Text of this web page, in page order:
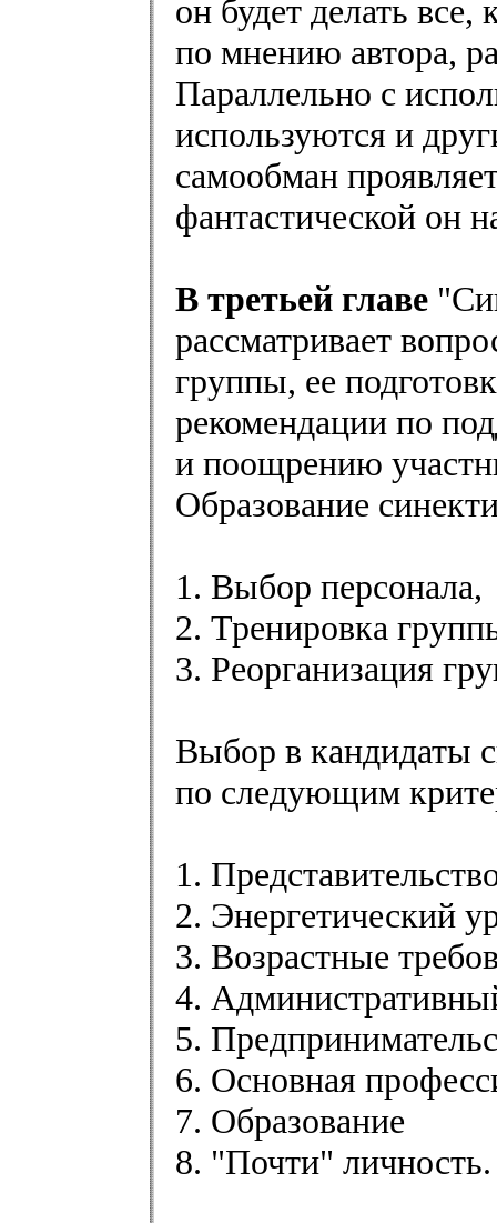
он будет делать
по мнению автора,
Параллельно с
используются и
самообман
фантастической он
В третьей главе
рассматривает
группы, ее
рекомендации по
и поощрению
Образование
1. Выбор персонала,
2. Тренировка
3. Реорганизация
Выбор в кандидаты
по следующим
1.
2. Энергетический
3. Возрастные
4.
5.
6. Основная
7. Образование
8. "Почти" личность.